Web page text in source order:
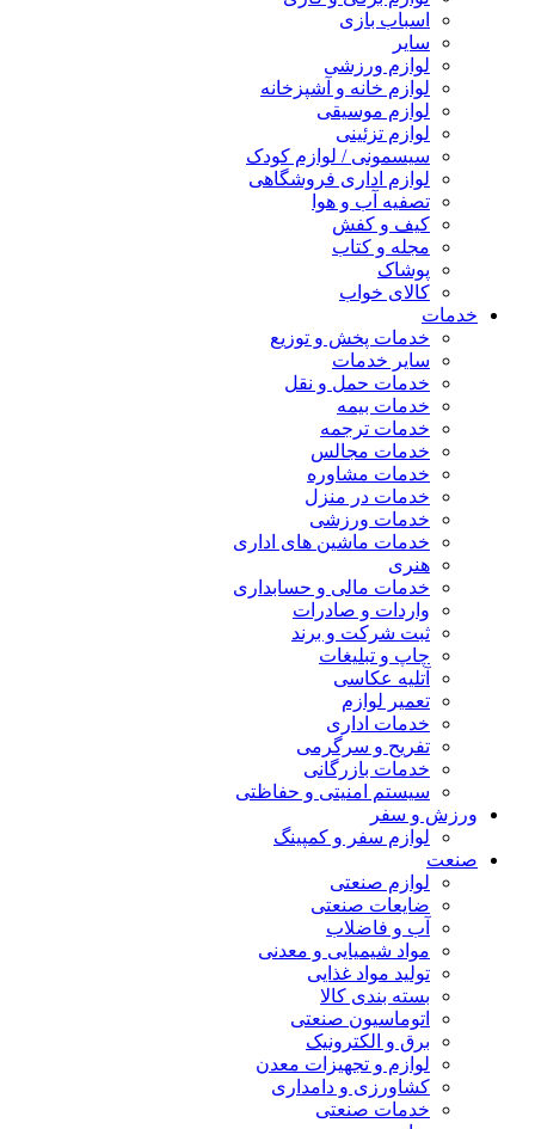
اسباب بازی
سایر
لوازم ورزشی
لوازم خانه و آشپزخانه
لوازم موسیقی
لوازم تزئینی
سیسمونی / لوازم کودک
لوازم اداری فروشگاهی
تصفیه آب و هوا
کیف و کفش
مجله و کتاب
پوشاک
کالای خواب
خدمات
خدمات پخش و توزیع
سایر خدمات
خدمات حمل و نقل
خدمات بیمه
خدمات ترجمه
خدمات مجالس
خدمات مشاوره
خدمات در منزل
خدمات ورزشی
خدمات ماشین های اداری
هنری
خدمات مالی و حسابداری
واردات و صادرات
ثبت شرکت و برند
چاپ و تبلیغات
آتلیه عکاسی
تعمیر لوازم
خدمات اداری
تفریح و سرگرمی
خدمات بازرگانی
سیستم امنیتی و حفاظتی
ورزش و سفر
لوازم سفر و کمپینگ
صنعت
لوازم صنعتی
ضایعات صنعتی
آب و فاضلاب
مواد شیمیایی و معدنی
تولید مواد غذایی
بسته بندی کالا
اتوماسیون صنعتی
برق و الکترونیک
لوازم و تجهیزات معدن
کشاورزی و دامداری
خدمات صنعتی